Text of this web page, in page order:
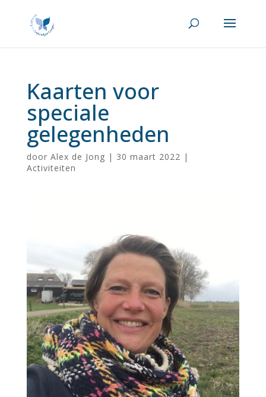
Kaarten voor
speciale
gelegenheden
door Alex de Jong | 30 maart 2022 |
Activiteiten